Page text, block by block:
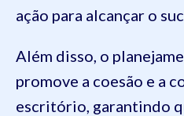
ação para alcançar o
Além disso, o
promove a coesão e a
escritório, garantindo